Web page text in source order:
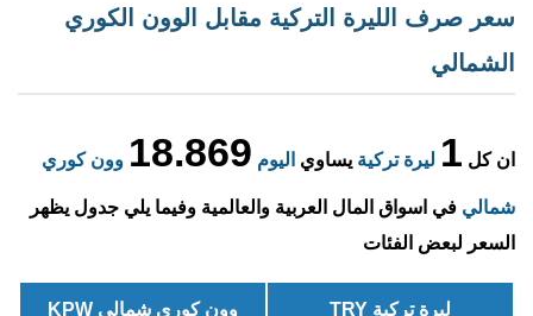
سعر صرف الليرة التركية مقابل الوون الكوري
الشمالي
ان كل 1 ليرة تركية يساوي اليوم 18.869 وون كوري
شمالي في اسواق المال العربية والعالمية وفيما يلي جدول يظهر
السعر لبعض الفئات
ليرة تركية TRY وون كوري شمالي KPW